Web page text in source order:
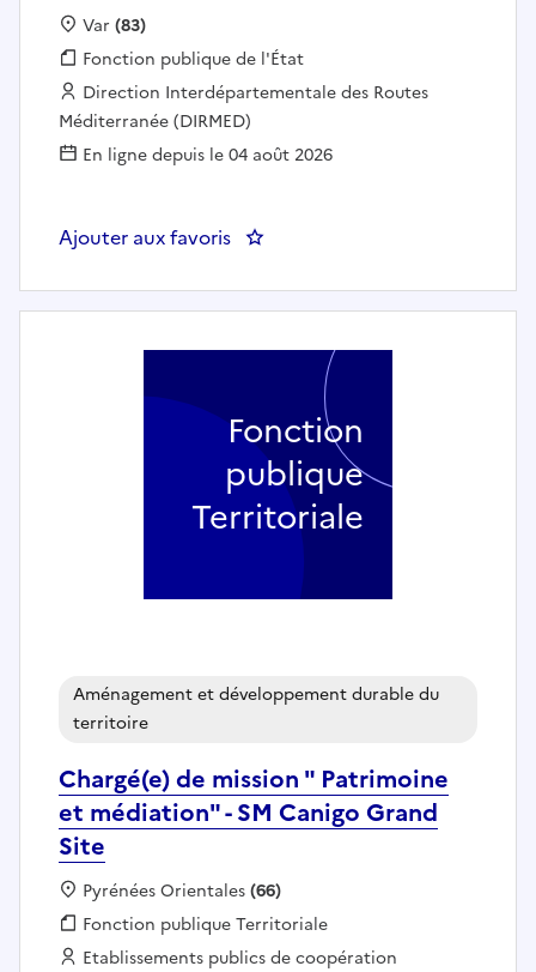
Localisation :
Var (83)
Fonction publique :
Fonction publique de l'État
Employeur :
Direction Interdépartementale des Routes
Méditerranée (DIRMED)
En ligne depuis le 04 août 2026
Ajouter aux favoris : Agent(e) d'exploitation au CEI
Chargé(e) de mission " Patrimoine
et médiation" - SM Canigo Grand
Site
Aménagement et développement durable du
territoire
Localisation :
Pyrénées Orientales(66)
Fonction publique :
Fonction publique Territoriale
Employeur :
Etablissements publics de coopération
Fonction
publique
Territoriale